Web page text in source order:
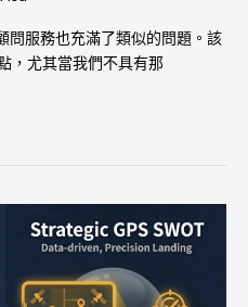
問服務也充滿了類似的問題。該
，尤其當我們不具有那